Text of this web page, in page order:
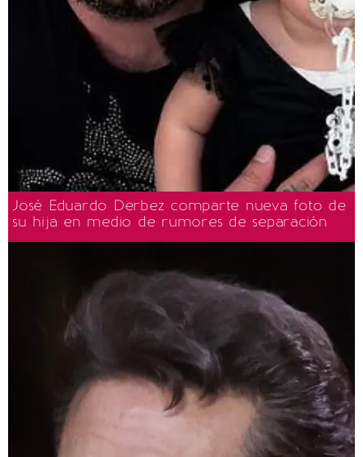
José Eduardo Derbez comparte nueva foto de
su hija en medio de rumores de separación